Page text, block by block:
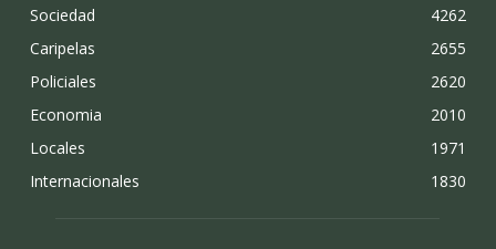
Sociedad
4262
Caripelas
2655
Policiales
2620
Economia
2010
Locales
1971
Internacionales
1830